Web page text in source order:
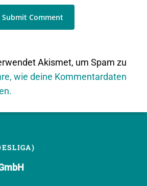
Akismet, um Spam zu
wie deine Kommentardaten